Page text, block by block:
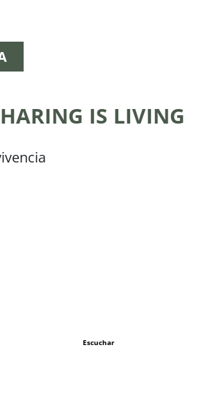
IS LIVING
Escuchar